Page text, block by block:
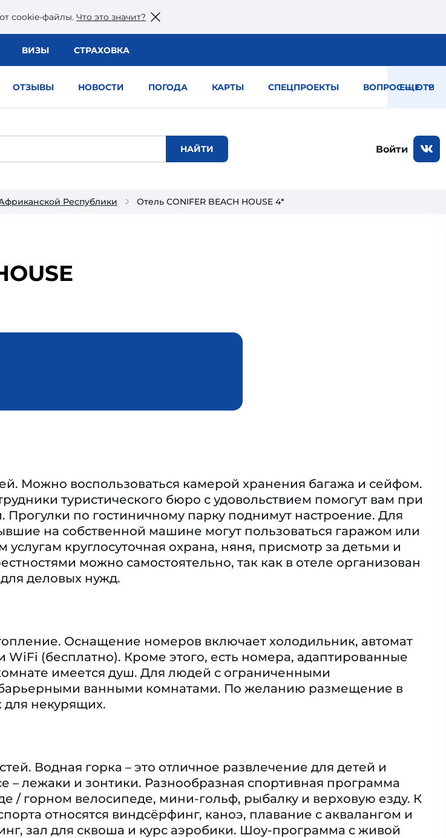
сookie-файлы. Что это значит?
ВИЗЫ СТРАХОВКА
ОТЗЫВЫ НОВОСТИ ПОГОДА КАРТЫ СПЕЦПРОЕКТЫ ВОПРОС — ОТВЕТ
ЕЩЕ
Войти
Республики Отель CONIFER BEACH HOUSE 4*
Можно воспользоваться камерой хранения багажа и сейфом.
туристического бюро с удовольствием помогут вам при
Прогулки по гостиничному парку поднимут настроение. Для
на собственной машине могут пользоваться гаражом или
круглосуточная охрана, няня, присмотр за детьми и
можно самостоятельно, так как в отеле организован
деловых нужд.
Оснащение номеров включает холодильник, автомат
WiFi (бесплатно). Кроме этого, есть номера, адаптированные
имеется душ. Для людей с ограниченными
ванными комнатами. По желанию размещение в
некурящих.
Водная горка – это отличное развлечение для детей и
– лежаки и зонтики. Разнообразная спортивная программа
/ горном велосипеде, мини-гольф, рыбалку и верховую езду. К
относятся виндсёрфинг, каноэ, плавание с аквалангом и
зал для сквоша и курс аэробики. Шоу-программа с живой